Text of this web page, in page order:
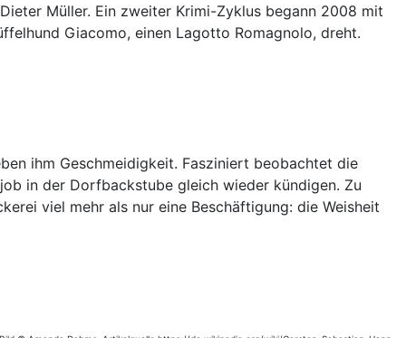
Müller. Ein zweiter Krimi-Zyklus begann 2008 mit
Giacomo, einen Lagotto Romagnolo, dreht.
ihm Geschmeidigkeit. Fasziniert beobachtet die
in der Dorfbackstube gleich wieder kündigen. Zu
viel mehr als nur eine Beschäftigung: die Weisheit